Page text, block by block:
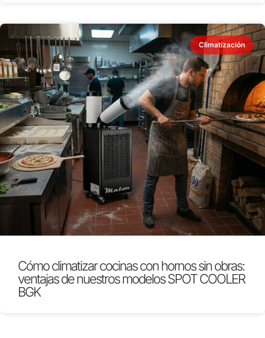
Climatización
Cómo climatizar cocinas con hornos sin obras:
ventajas de nuestros modelos SPOT COOLER
BGK